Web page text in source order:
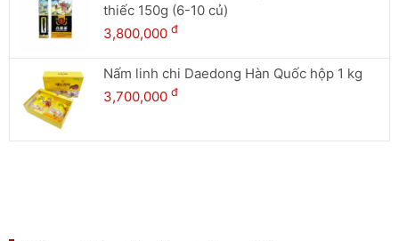
thiếc 150g (6-10 củ)
3,800,000 đ
Nấm linh chi Daedong Hàn Quốc hộp 1 kg
3,700,000 đ